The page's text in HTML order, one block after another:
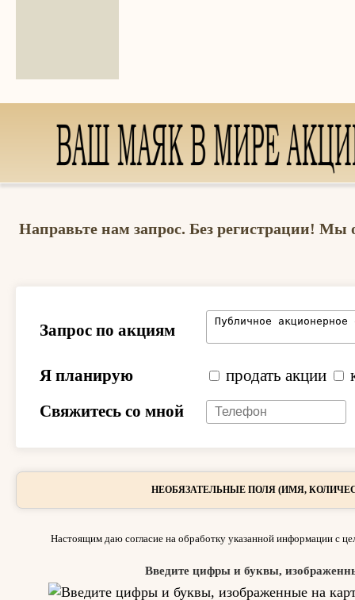
Направьте нам запрос. Без регистрации! Мы
Запрос по акциям
Я планирую продать акции
Свяжитесь со мной
НЕОБЯЗАТЕЛЬНЫЕ ПОЛЯ (ИМЯ,
Настоящим даю согласие на обработку указанной информации с
Введите цифры и буквы,